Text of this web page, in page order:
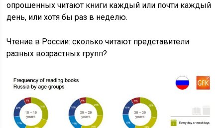
опрошенных читают книги каждый или почти каждый
день, или хотя бы раз в неделю.
Чтение в России: сколько читают представители
разных возрастных групп?